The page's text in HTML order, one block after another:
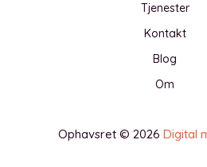
Tjenester
Kontakt
Blog
Om
Ophavsret © 2026 Digital